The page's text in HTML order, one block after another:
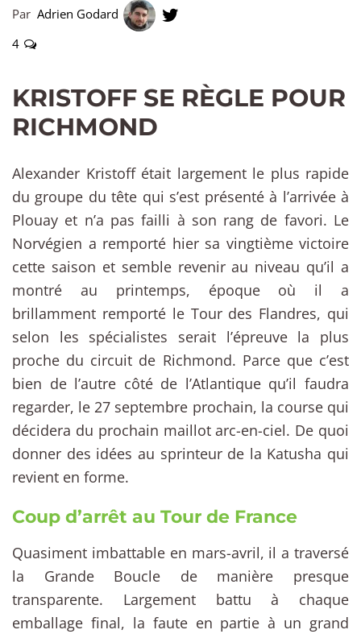
Par Adrien Godard
4
KRISTOFF SE RÈGLE POUR
RICHMOND
Alexander Kristoff était largement le plus rapide
du groupe du tête qui s’est présenté à l’arrivée à
Plouay et n’a pas failli à son rang de favori. Le
Norvégien a remporté hier sa vingtième victoire
cette saison et semble revenir au niveau qu’il a
montré au printemps, époque où il a
brillamment remporté le Tour des Flandres, qui
selon les spécialistes serait l’épreuve la plus
proche du circuit de Richmond. Parce que c’est
bien de l’autre côté de l’Atlantique qu’il faudra
regarder, le 27 septembre prochain, la course qui
décidera du prochain maillot arc-en-ciel. De quoi
donner des idées au sprinteur de la Katusha qui
revient en forme.
Coup d’arrêt au Tour de France
Quasiment imbattable en mars-avril, il a traversé
la Grande Boucle de manière presque
transparente. Largement battu à chaque
emballage final, la faute en partie à un grand